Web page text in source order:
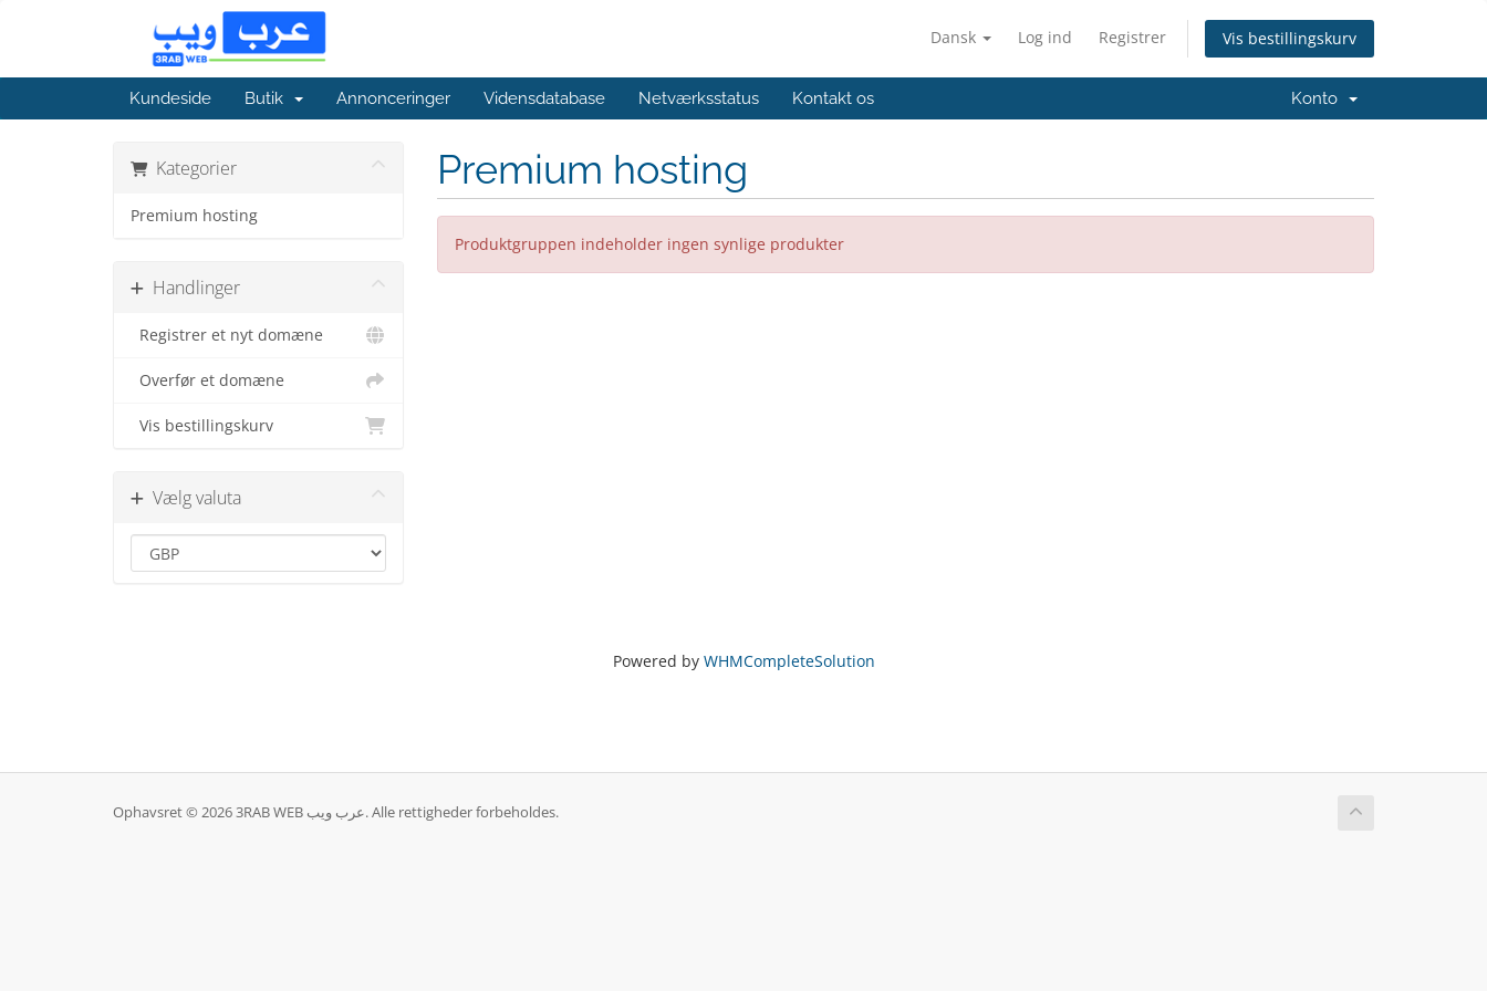
Dansk Log ind Registrer Vis bestillingskurv
Kundeside Butik Annonceringer Vidensdatabase Netværksstatus Kontakt os Konto
Kategorier
Premium hosting
Handlinger
Registrer et nyt domæne
Overfør et domæne
Vis bestillingskurv
Vælg valuta
Premium hosting
Produktgruppen indeholder ingen synlige produkter
Powered by WHMCompleteSolution
Ophavsret © 2026 3RAB WEB عرب ويب. Alle rettigheder forbeholdes.